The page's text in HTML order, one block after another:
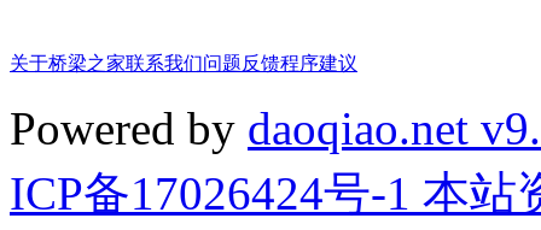
关于桥梁之家联系我们问题反馈程序建议
Powered by daoqiao.net
ICP备17026424号-1 本